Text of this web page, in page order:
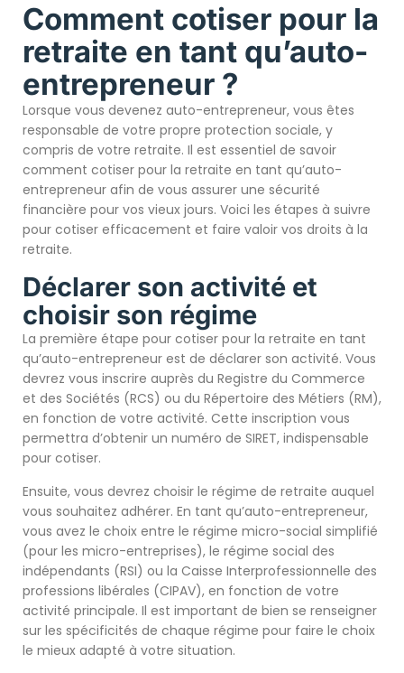
Comment cotiser pour la
retraite en tant qu’auto-
entrepreneur ?
Lorsque vous devenez auto-entrepreneur, vous êtes
responsable de votre propre protection sociale, y
compris de votre retraite. Il est essentiel de savoir
comment cotiser pour la retraite en tant qu’auto-
entrepreneur afin de vous assurer une sécurité
financière pour vos vieux jours. Voici les étapes à suivre
pour cotiser efficacement et faire valoir vos droits à la
retraite.
Déclarer son activité et
choisir son régime
La première étape pour cotiser pour la retraite en tant
qu’auto-entrepreneur est de déclarer son activité. Vous
devrez vous inscrire auprès du Registre du Commerce
et des Sociétés (RCS) ou du Répertoire des Métiers (RM),
en fonction de votre activité. Cette inscription vous
permettra d’obtenir un numéro de SIRET, indispensable
pour cotiser.
Ensuite, vous devrez choisir le régime de retraite auquel
vous souhaitez adhérer. En tant qu’auto-entrepreneur,
vous avez le choix entre le régime micro-social simplifié
(pour les micro-entreprises), le régime social des
indépendants (RSI) ou la Caisse Interprofessionnelle des
professions libérales (CIPAV), en fonction de votre
activité principale. Il est important de bien se renseigner
sur les spécificités de chaque régime pour faire le choix
le mieux adapté à votre situation.